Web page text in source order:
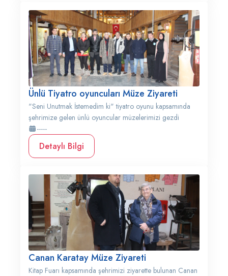
Ünlü Tiyatro oyuncuları Müze Ziyareti
"Seni Unutmak İstemedim ki" tiyatro oyunu kapsamında
şehrimize gelen ünlü oyuncular müzelerimizi gezdi
-----
Detaylı Bilgi
Canan Karatay Müze Ziyareti
Kitap Fuarı kapsamında şehrimizi ziyarette bulunan Canan